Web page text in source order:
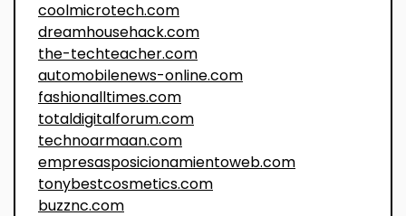
coolmicrotech.com
dreamhousehack.com
the-techteacher.com
automobilenews-online.com
fashionalltimes.com
totaldigitalforum.com
technoarmaan.com
empresasposicionamientoweb.com
tonybestcosmetics.com
buzznc.com